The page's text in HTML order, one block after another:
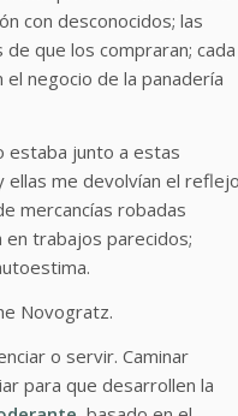
con desconocidos; las
que los compraran; cada
negocio de la panadería
estaba junto a estas
ellas me devolvían el
mercancías robadas
en trabajos parecidos;
Novogratz.
o servir. Caminar
para que desarrollen la